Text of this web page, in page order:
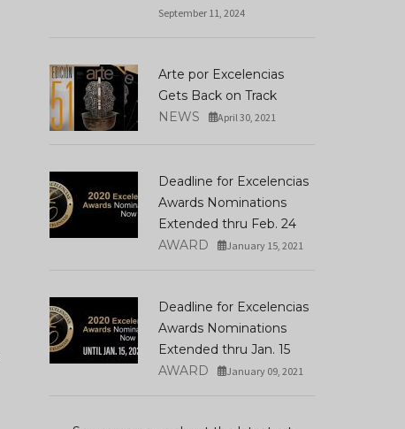
September 11, 2024
Arte por Excelencias
Gets Back on Track
NEWS
April 30, 2021
Deadline for Excelencias
Awards Nominations
Extended thru Feb. 24
AWARD
January 15, 2021
Deadline for Excelencias
Awards Nominations
Extended thru Jan. 15
AWARD
January 09, 2021